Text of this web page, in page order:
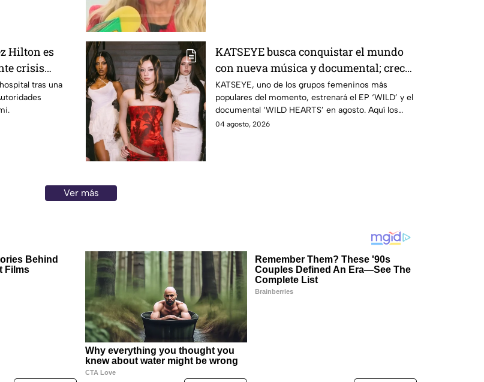
Hilton es
crisis
| VIDEO
tras una
KATSEYE busca conquistar el mundo
con nueva música y documental; crece
la incógnita sobre el regreso de Manon |
VIDEO
KATSEYE, uno de los grupos femeninos más
populares del momento, estrenará el EP ‘WILD’ y el
documental ‘WILD HEARTS’ en agosto. Aquí los
detalles.
04 agosto, 2026
Ver más